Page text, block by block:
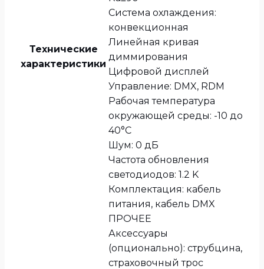
Технические
характеристики
Система охлаждения:
конвекционная
Линейная кривая
диммирования
Цифровой дисплей
Управление: DMX, RDM
Рабочая температура
окружающей среды: -10 до
40°C
Шум: 0 дБ
Частота обновления
светодиодов: 1.2 K
Комплектация: кабель
питания, кабель DMX
ПРОЧЕЕ
Аксессуары
(опционально): струбцина,
страховочный трос